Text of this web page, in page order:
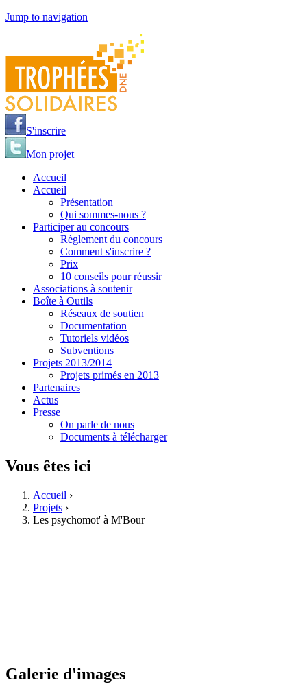
Jump to navigation
S'inscrire
Mon projet
Accueil
Accueil
Présentation
Qui sommes-nous ?
Participer au concours
Règlement du concours
Comment s'inscrire ?
Prix
10 conseils pour réussir
Associations à soutenir
Boîte à Outils
Réseaux de soutien
Documentation
Tutoriels vidéos
Subventions
Projets 2013/2014
Projets primés en 2013
Partenaires
Actus
Presse
On parle de nous
Documents à télécharger
Vous êtes ici
Accueil ›
Projets ›
Les psychomot' à M'Bour
Galerie d'images